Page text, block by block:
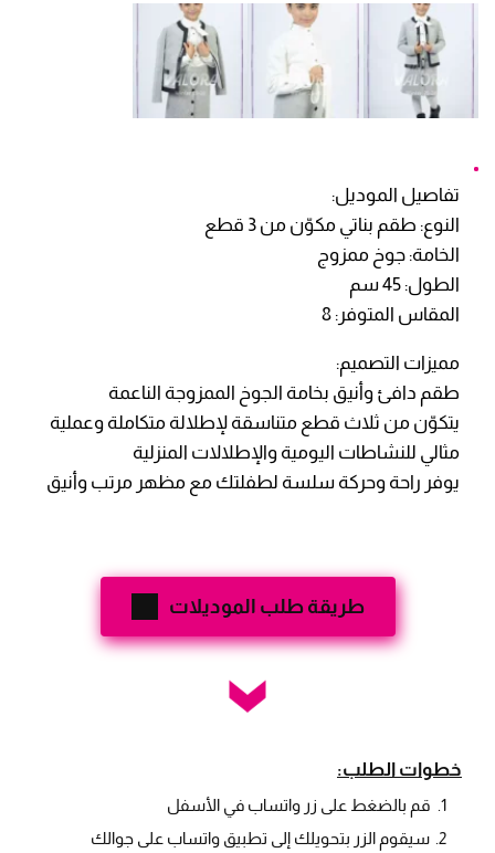
تفاصيل الموديل:
النوع: طقم بناتي مكوّن من 3 قطع
الخامة: جوخ ممزوج
الطول: 45 سم
المقاس المتوفر: 8
مميزات التصميم:
طقم دافئ وأنيق بخامة الجوخ الممزوجة الناعمة
يتكوّن من ثلاث قطع متناسقة لإطلالة متكاملة وعملية
مثالي للنشاطات اليومية والإطلالات المنزلية
يوفر راحة وحركة سلسة لطفلتك مع مظهر مرتب وأنيق
طريقة طلب الموديلات
خطوات الطلب:
قم بالضغط على زر واتساب في الأسفل
سيقوم الزر بتحويلك إلى تطبيق واتساب على جوالك